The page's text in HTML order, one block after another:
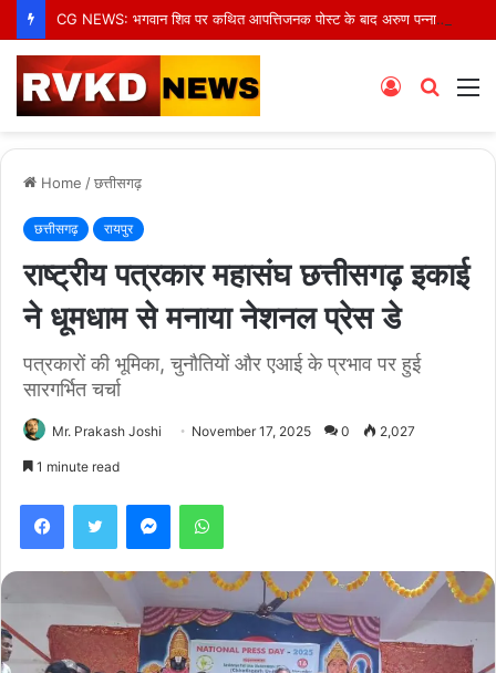
CG NEWS: भगवान शिव पर कथित आपत्तिजनक पोस्ट के बाद अरुण पन्नालाल गिरफ्तार, सोशल मीडिया टिप्पणी पर हुई कार्रवाई
Search
Log
Home /छत्तीसगढ़
छत्तीसगढ़ रायपुर
राष्ट्रीय पत्रकार महासंघ छत्तीसगढ़ इकाई
ने धूमधाम से मनाया नेशनल प्रेस डे
पत्रकारों की भूमिका, चुनौतियों और एआई के प्रभाव पर हुई
सारगर्भित चर्चा
Mr. Prakash Joshi November 17, 2025 0 2,027
1 minute read
FacebookTwitter MessengerWhatsApp